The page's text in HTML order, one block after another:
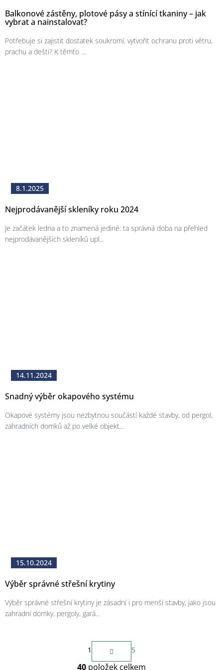
Balkonové zástěny, plotové pásy a stínící tkaniny – jak
vybrat a nainstalovat?
Potřebuje si zajistit dostatek soukromí, vytvořit ochranu proti větru,
prachu a dešti? K těmto ...
Nejprodávanější skleníky roku 2024
8.1.2025
Je začátek ledna a to znamená jediné: ta správná doba na přehled
nejprodávanějších skleníků upl...
Snadný výběr okapového systému
14.11.2024
Okapové systémy jsou nezbytnou součástí každé stavby, od pergol,
zahradních domků až po velké objekt...
Výběr správné střešní krytiny
15.10.2024
Výběr správné střešní krytiny je zásadní i pro menší stavby, jako jsou
zahradní domky, pergoly, gará...
S
t
r
1 5
40 položek celkem